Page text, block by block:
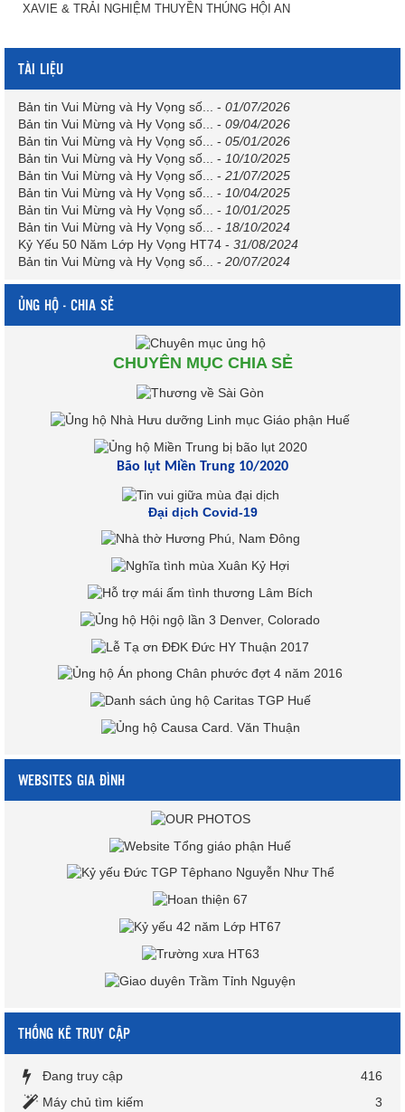
XAVIE & TRẢI NGHIỆM THUYỀN THÚNG HỘI AN
TÀI LIỆU
Bản tin Vui Mừng và Hy Vọng số... - 01/07/2026
Bản tin Vui Mừng và Hy Vọng số...
- 09/04/2026
Bản tin Vui Mừng và Hy Vọng số...
- 05/01/2026
Bản tin Vui Mừng và Hy Vọng số...
- 10/10/2025
Bản tin Vui Mừng và Hy Vọng số...
- 21/07/2025
Bản tin Vui Mừng và Hy Vọng số...
- 10/04/2025
Bản tin Vui Mừng và Hy Vọng số...
- 10/01/2025
Bản tin Vui Mừng và Hy Vọng số...
- 18/10/2024
Kỷ Yếu 50 Năm Lớp Hy Vọng HT74 - 31/08/2024
Bản tin Vui Mừng và Hy Vọng số...
- 20/07/2024
ỦNG HỘ - CHIA SẺ
CHUYÊN MỤC CHIA SẺ
Bão lụt Miền Trung 10/2020
Đại dịch Covid-19
WEBSITES GIA ĐÌNH
THỐNG KÊ TRUY CẬP
Đang truy cập
416
Máy chủ tìm kiếm
3